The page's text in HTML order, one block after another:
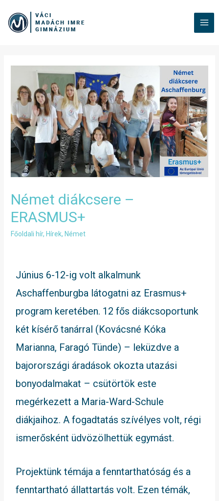
Német diákcsere –
ERASMUS+
Főoldali hír, Hírek, Német
Június 6-12-ig volt alkalmunk
Aschaffenburgba látogatni az Erasmus+
program keretében. 12 fős diákcsoportunk
két kísérő tanárral (Kovácsné Kóka
Marianna, Faragó Tünde) – leküzdve a
bajorországi áradások okozta utazási
bonyodalmakat – csütörtök este
megérkezett a Maria-Ward-Schule
diákjaihoz. A fogadtatás szívélyes volt, régi
ismerősként üdvözölhettük egymást.
Projektünk témája a fenntarthatóság és a
fenntartható állattartás volt. Ezen témák,